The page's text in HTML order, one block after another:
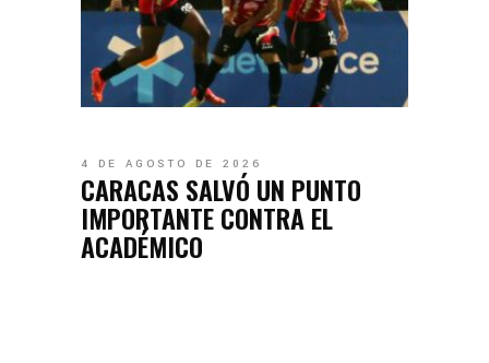
4 DE AGOSTO DE 2026
CARACAS SALVÓ UN PUNTO
IMPORTANTE CONTRA EL
ACADÉMICO